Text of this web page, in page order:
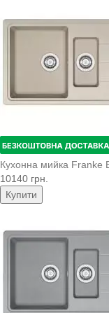
Кухонна мийка Franke
10140 грн.
Купити